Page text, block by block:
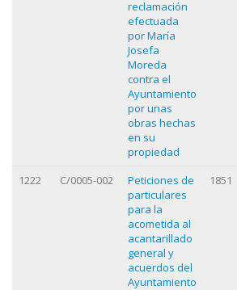
reclamación
efectuada
por María
Josefa
Moreda
contra el
Ayuntamiento
por unas
obras hechas
en su
propiedad
1222 C/0005-002
Peticiones de
particulares
para la
acometida al
acantarillado
general y
acuerdos del
Ayuntamiento
1851